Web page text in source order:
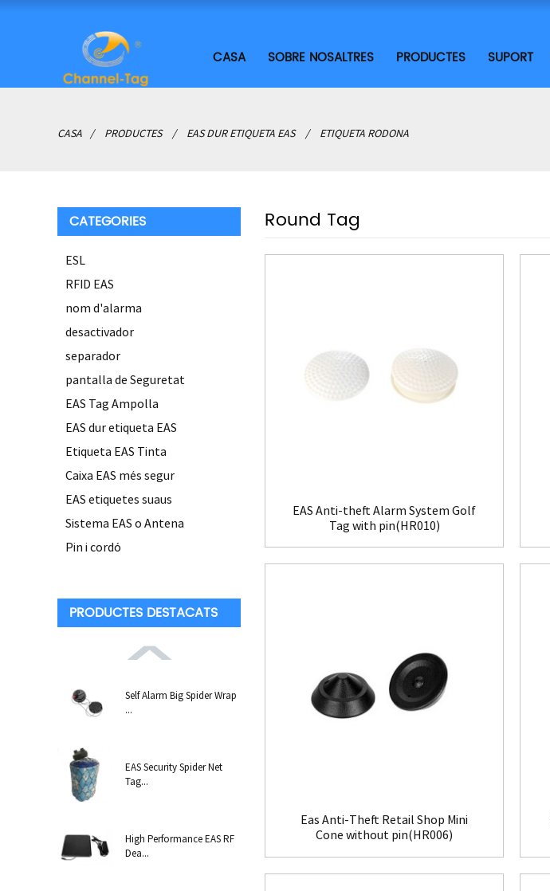
CASA SOBRE NOSALTRES PRODUCTES SUPORT
CASA PRODUCTES EAS DUR ETIQUETA EAS ETIQUETA RODONA
CATEGORIES
ESL
RFID EAS
nom d'alarma
desactivador
separador
pantalla de Seguretat
EAS Tag Ampolla
EAS dur etiqueta EAS
Etiqueta EAS Tinta
Caixa EAS més segur
EAS etiquetes suaus
Sistema EAS o Antena
Pin i cordó
PRODUCTES DESTACATS
Self Alarm Big Spider Wrap
...
EAS Security Spider Net
Tag...
High Performance EAS RF
Dea...
Round Tag
EAS Anti-theft Alarm System Golf
Tag with pin(HR010)
Eas Anti-Theft Retail Shop Mini
Cone without pin(HR006)